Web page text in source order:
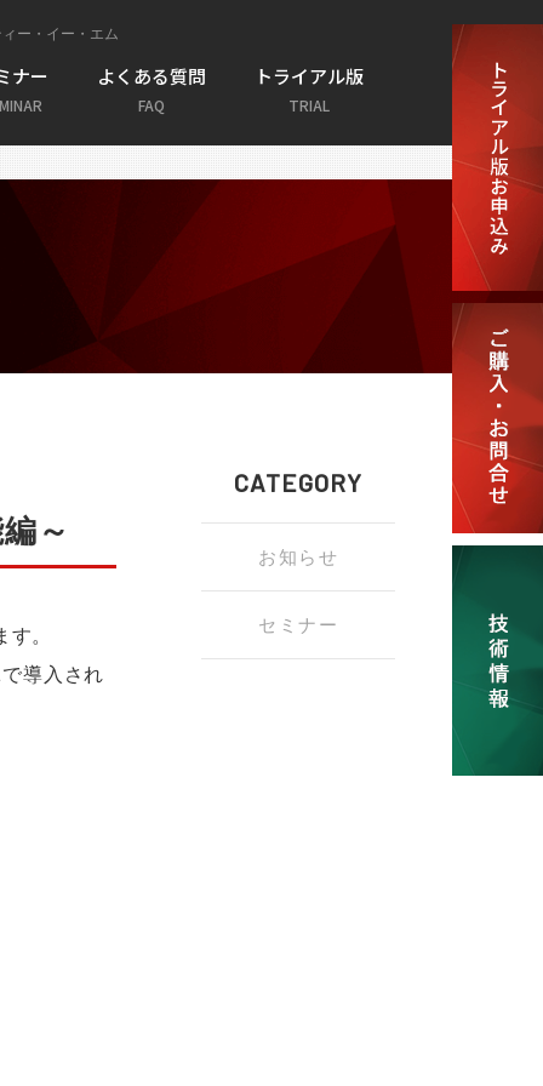
Package AR/VR/XR Package
導入事例
ナー よくある質問
FAQ
トライアル版
TRIAL
ー・イー・エム
～
。
導入され
CATEGORY
お知らせ
セミナー